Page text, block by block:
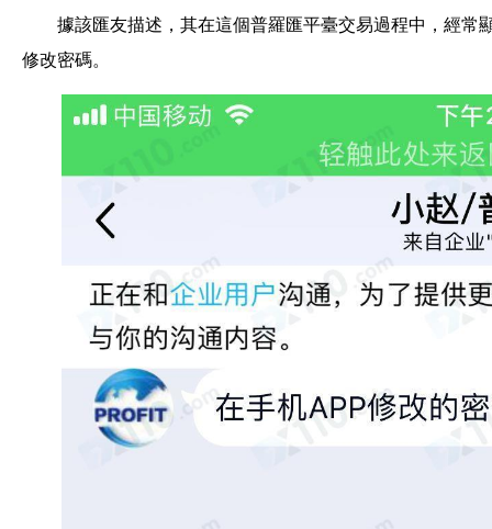
據該匯友描述，其在這個普羅匯平臺交易過程中，經常
修改密碼。